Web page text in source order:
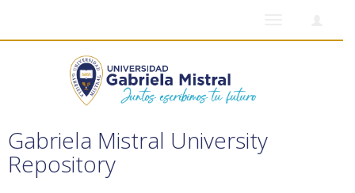
Gabriela Mistral University
Repository